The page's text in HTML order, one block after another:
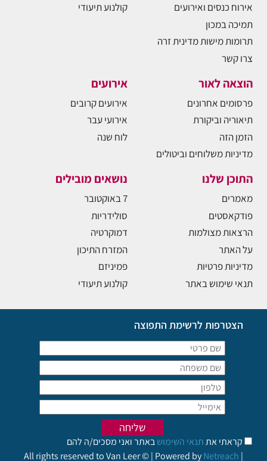
אירוח כנסים ואירועים
תמיכה במכון
תרומות מישות מדינית זרה
צרו קשר
קולנוע תיעודי
הוצאה לאור
פרסומים אחרונים
תיאוריה וביקורת
הזמן הזה
מדיניות משלוחים וביטולים
אירועים
אירועים קרובים
אירועי עבר
לוח שנה
התוכן שלנו
מאמרים
פודקאסטים
הרצאות מצולמות
על האתר
מדיניות פרטיות
תנאי שימוש באתר
נושאים מובילים
7 באוקטובר
סולידריות
דמוקרטיה
המזרח התיכון
פמיניזם
קולנוע תיעודי
הצטרפות לרשימת התפוצה
קראתי אתתנאי השימושבאתר ואני מסכים/ה להם
All rights reserved to Van Leer © | Powered byNetreach |